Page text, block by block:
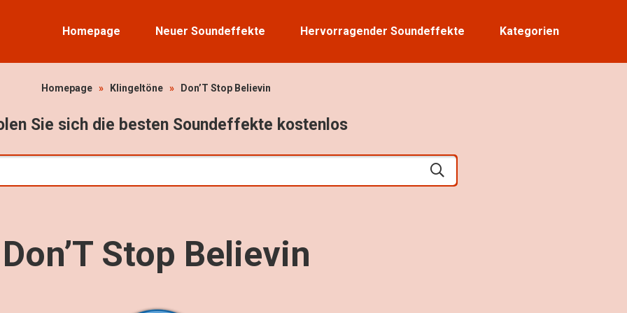
Homepage Neuer Soundeffekte Hervorragender Soundeffekte Kategorien
Homepage » Klingeltöne » Don’T Stop Believin
Sie sich die besten Soundeffekte kostenlos
Don’T Stop Believin